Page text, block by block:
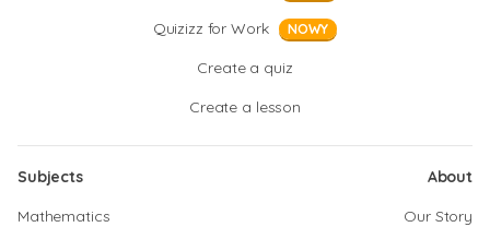
Quizizz for Work NOWY
Create a quiz
Create a lesson
Subjects
Mathematics
About
Our Story